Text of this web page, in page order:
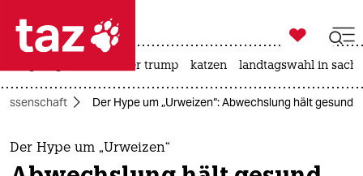
 taz zahl ich
taz zahl ich
themen

taz zahl ich
usa unter trump katzen landtagswahl in
Der Hype um „Urweizen“: Abwechslung hält gesund
Der Hype um „Urweizen“